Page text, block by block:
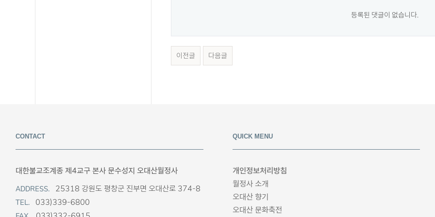
등록된 댓글이 없습니다.
이전글 다음글
CONTACT
대한불교조계종 제4교구 본사 문수성지 오대산월정사
ADDRESS. 25318 강원도 평창군 진부면 오대산로 374-8
TEL. 033)339-6800
QUICK MENU
개인정보처리방침
월정사 소개
오대산 향기
오대산 문화축전